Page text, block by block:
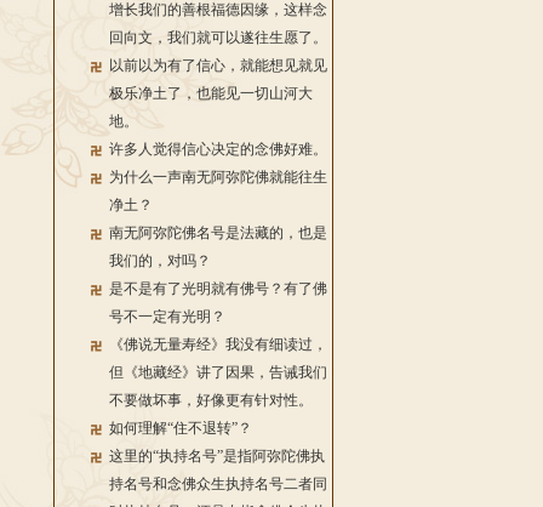
增长我们的善根福德因缘，这样念
回向文，我们就可以遂往生愿了。
以前以为有了信心，就能想见就见
极乐净土了，也能见一切山河大
地。
许多人觉得信心决定的念佛好难。
为什么一声南无阿弥陀佛就能往生
净土？
南无阿弥陀佛名号是法藏的，也是
我们的，对吗？
是不是有了光明就有佛号？有了佛
号不一定有光明？
《佛说无量寿经》我没有细读过，
但《地藏经》讲了因果，告诫我们
不要做坏事，好像更有针对性。
如何理解“住不退转”？
这里的“执持名号”是指阿弥陀佛执
持名号和念佛众生执持名号二者同